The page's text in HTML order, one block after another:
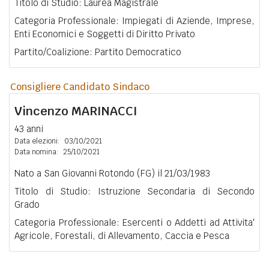
Titolo di Studio: Laurea Magistrale
Categoria Professionale: Impiegati di Aziende, Imprese,
Enti Economici e Soggetti di Diritto Privato
Partito/Coalizione: Partito Democratico
Consigliere Candidato Sindaco
Vincenzo MARINACCI
43 anni
Data elezioni:
03/10/2021
Data nomina: 25/10/2021
Nato a San Giovanni Rotondo (FG) il 21/03/1983
Titolo di Studio: Istruzione Secondaria di Secondo
Grado
Categoria Professionale: Esercenti o Addetti ad Attivita'
Agricole, Forestali, di Allevamento, Caccia e Pesca